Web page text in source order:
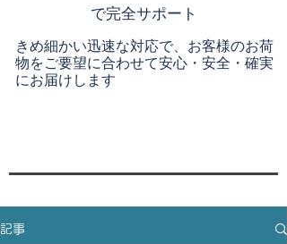
で完全サポート
きめ細かい迅速な対応で、お客様のお荷
物をご要望に合わせて安心・安全・確実
にお届けします
記事